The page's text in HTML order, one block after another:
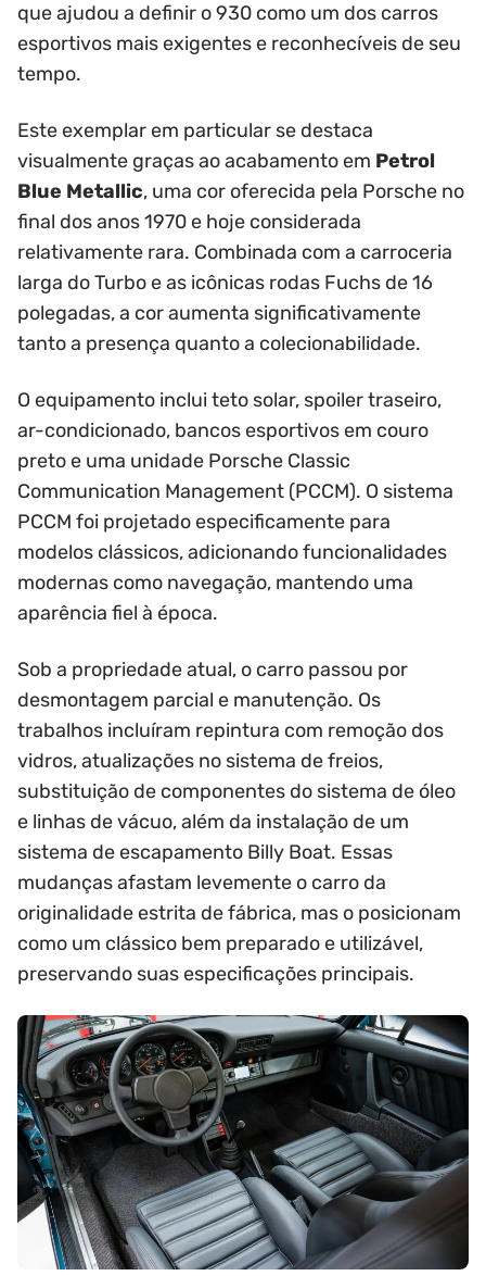
que ajudou a definir o 930 como um dos carros
esportivos mais exigentes e reconhecíveis de seu
tempo.
Este exemplar em particular se destaca
visualmente graças ao acabamento em Petrol
Blue Metallic, uma cor oferecida pela Porsche no
final dos anos 1970 e hoje considerada
relativamente rara. Combinada com a carroceria
larga do Turbo e as icônicas rodas Fuchs de 16
polegadas, a cor aumenta significativamente
tanto a presença quanto a colecionabilidade.
O equipamento inclui teto solar, spoiler traseiro,
ar-condicionado, bancos esportivos em couro
preto e uma unidade Porsche Classic
Communication Management (PCCM). O sistema
PCCM foi projetado especificamente para
modelos clássicos, adicionando funcionalidades
modernas como navegação, mantendo uma
aparência fiel à época.
Sob a propriedade atual, o carro passou por
desmontagem parcial e manutenção. Os
trabalhos incluíram repintura com remoção dos
vidros, atualizações no sistema de freios,
substituição de componentes do sistema de óleo
e linhas de vácuo, além da instalação de um
sistema de escapamento Billy Boat. Essas
mudanças afastam levemente o carro da
originalidade estrita de fábrica, mas o posicionam
como um clássico bem preparado e utilizável,
preservando suas especificações principais.